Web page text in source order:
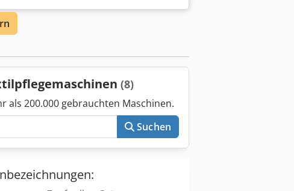
(8)
200.000 gebrauchten Maschinen.
Suchen